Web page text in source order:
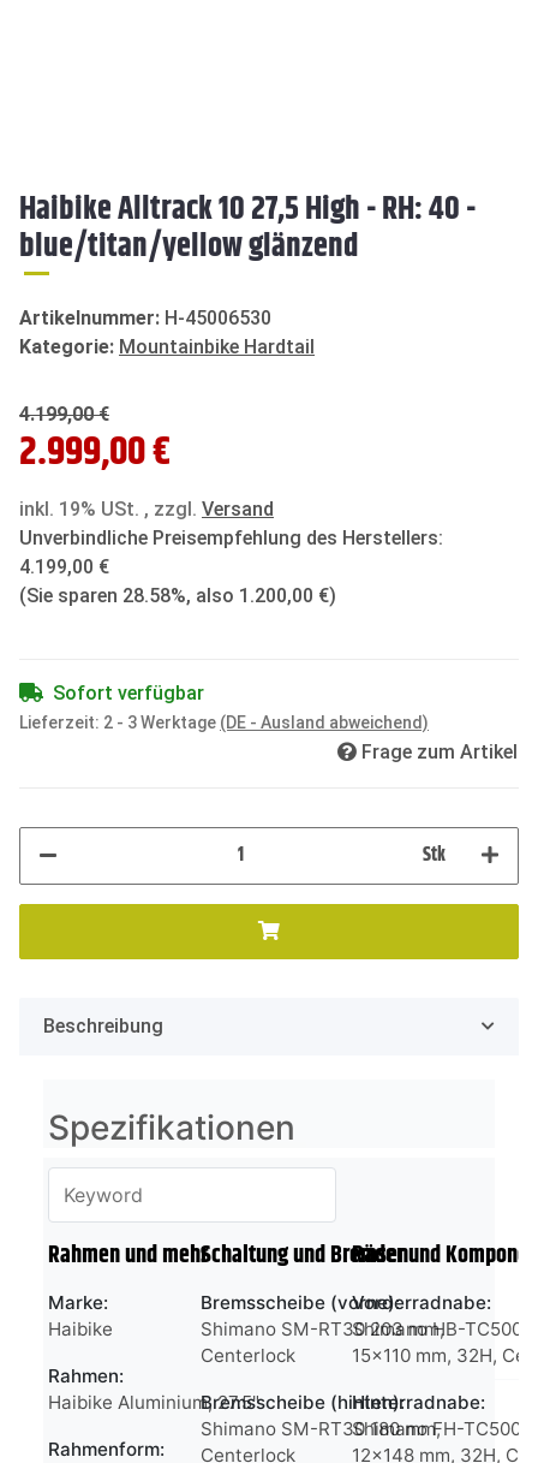
Haibike Alltrack 10 27,5 High - RH: 40 -
blue/titan/yellow glänzend
Artikelnummer: H-45006530
Kategorie: Mountainbike Hardtail
4.199,00 €
2.999,00 €
inkl. 19% USt. , zzgl. Versand
Unverbindliche Preisempfehlung des Herstellers:
4.199,00 €
(Sie sparen 28.58%, also 1.200,00 €)
Sofort verfügbar
Lieferzeit: 2 - 3 Werktage (DE - Ausland abweichend)
Frage zum Artikel
Stk
Beschreibung
Spezifikationen
Rahmen und mehr
Marke:
Haibike
Rahmen:
Haibike Aluminium, 27.5"
Rahmenform:
Schaltung und Bremsen
Bremsscheibe (vorne):
Shimano SM-RT30 203 mm,
Centerlock
Bremsscheibe (hinten):
Shimano SM-RT30 180 mm,
Centerlock
Räder und
Vorderradnabe:
Shimano HB-TC500-
15x110 mm, 32H,
Hinterradnabe:
Shimano FH-TC500-
12x148 mm, 32H,